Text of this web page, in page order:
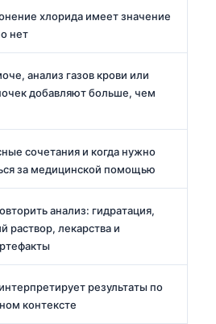
хлорида имеет значение
нет
анализ газов крови или
добавляют больше, чем
сочетания и когда нужно
за медицинской помощью
анализ: гидратация,
раствор, лекарства и
результаты по
контексте